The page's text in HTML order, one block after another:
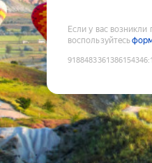
Если у вас
воспользуйтесь
9188483361386154346: